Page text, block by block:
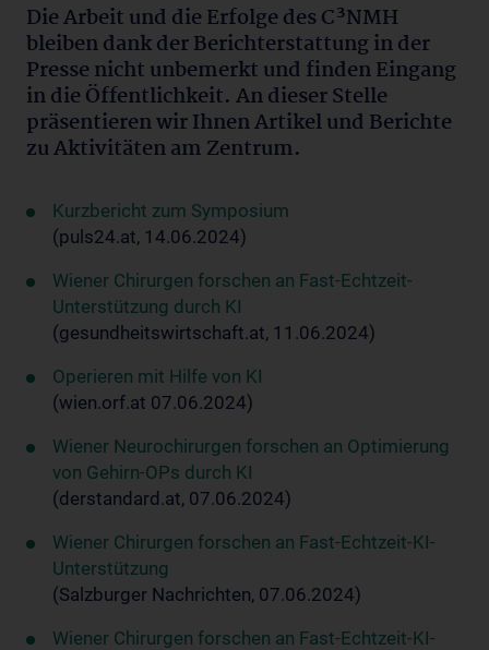
Die Arbeit und die Erfolge des C³NMH
bleiben dank der Berichterstattung in der
Presse nicht unbemerkt und finden Eingang
in die Öffentlichkeit. An dieser Stelle
präsentieren wir Ihnen Artikel und Berichte
zu Aktivitäten am Zentrum.
Kurzbericht zum Symposium
(puls24.at, 14.06.2024)
Wiener Chirurgen forschen an Fast-Echtzeit-
Unterstützung durch KI
(gesundheitswirtschaft.at, 11.06.2024)
Operieren mit Hilfe von KI
(wien.orf.at 07.06.2024)
Wiener Neurochirurgen forschen an Optimierung
von Gehirn-OPs durch KI
(derstandard.at, 07.06.2024)
Wiener Chirurgen forschen an Fast-Echtzeit-KI-
Unterstützung
(Salzburger Nachrichten, 07.06.2024)
Wiener Chirurgen forschen an Fast-Echtzeit-KI-